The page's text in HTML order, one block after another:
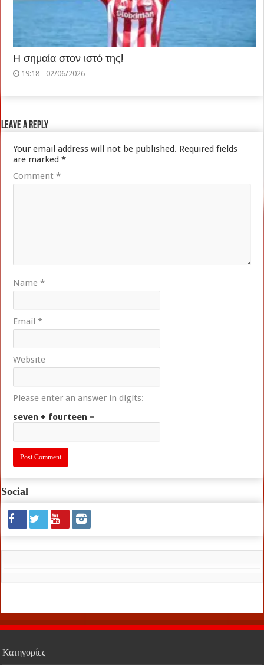
Η σημαία στον ιστό της!
19:18 - 02/06/2026
Leave a Reply
Your email address will not be published. Required fields
are marked*
Comment*
Name*
Email*
Website
Please enter an answer in digits:
seven + fourteen =
Social
Κατηγορίες